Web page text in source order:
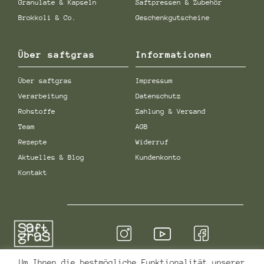
Granulate & Kapseln
Brokkoli & Co.
Saftpressen & Zubehör
Geschenkgutscheine
Über saftgras
Über saftgras
Verarbeitung
Rohstoffe
Team
Rezepte
Aktuelles & Blog
Kontakt
Informationen
Impressum
Datenschutz
Zahlung & Versand
AGB
Widerruf
Kundenkonto